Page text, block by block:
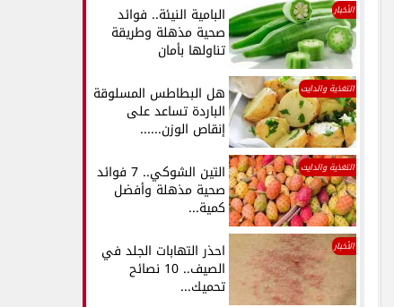
الأخبار البامية النيئة.. فوائد
صحية مذهلة وطريقة
تناولها بأمان
التغذية والدايت هل البطاطس المسلوقة
الباردة تساعد على
إنقاص الوزن......
التغذية والدايت التين الشوكي.. 7 فوائد
صحية مذهلة وأفضل
كمية...
الأخبار احذر التهابات الجلد في
الصيف.. 10 نصائح
تحميك...